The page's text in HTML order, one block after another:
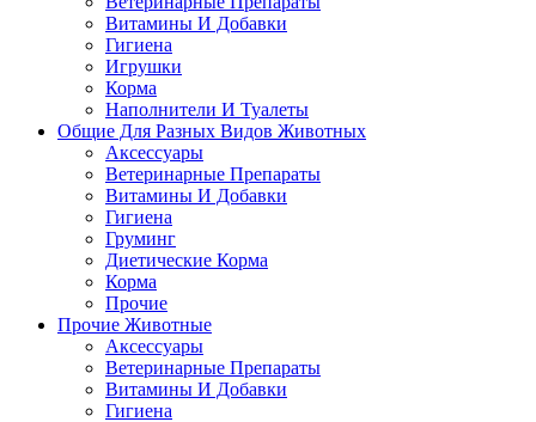
Витамины И Добавки
Гигиена
Игрушки
Корма
Наполнители И Туалеты
Общие Для Разных Видов Животных
Аксессуары
Ветеринарные Препараты
Витамины И Добавки
Гигиена
Груминг
Диетические Корма
Корма
Прочие
Прочие Животные
Аксессуары
Ветеринарные Препараты
Витамины И Добавки
Гигиена